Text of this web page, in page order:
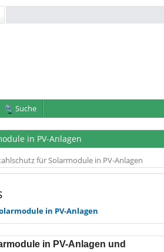
Suche
in PV-Anlagen
für Solarmodule in PV-Anlagen
in PV-Anlagen
in PV-Anlagen und